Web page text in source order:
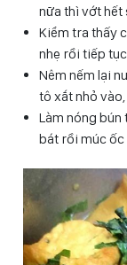
nữa thì vớt hết
Kiểm tra thấy
nhẹ rồi tiếp
Nêm nếm lại
tô xắt nhỏ
Làm nóng
bát rồi múc ốc